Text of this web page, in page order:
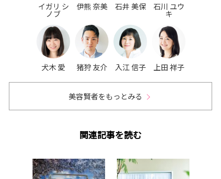
イガリ シ
ノブ
伊熊 奈美 石井 美保 石川 ユウ
キ
犬木 愛 猪狩 友介 入江 信子 上田 祥子
美容賢者をもっとみる
関連記事を読む